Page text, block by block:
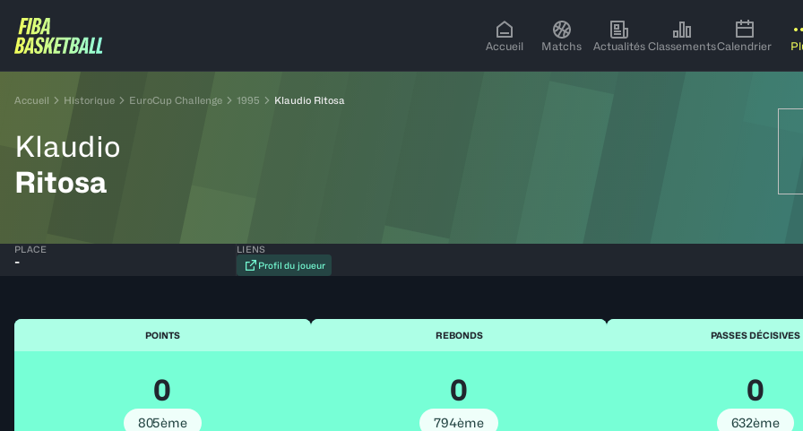
Accueil Matchs Actualités ClassementsCalendrier
Accueil Historique EuroCup Challenge 1995 Klaudio Ritosa
Klaudio
Ritosa
PLACE
-
LIENS
Profil du joueur
POINTS
0
805ème
REBONDS
0
794ème
PASSES DÉCISIVES
0
632ème